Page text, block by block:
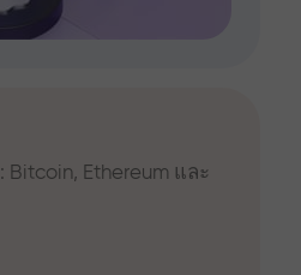
Ethereum และ